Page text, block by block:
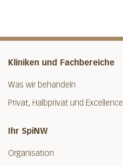
Kliniken und Fachbereiche
Was wir behandeln
Privat, Halbprivat und Excellence
Ihr SpiNW
Organisation